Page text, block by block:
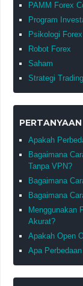
PAMM Forex
Program
Psikologi Forex
Robot Forex
Saham
Strategi Trading
Apakah
Bagaimana
Tanpa VPN?
Bagaimana
Bagaimana
Menggunakan
Akurat?
Apakah Open
Apa